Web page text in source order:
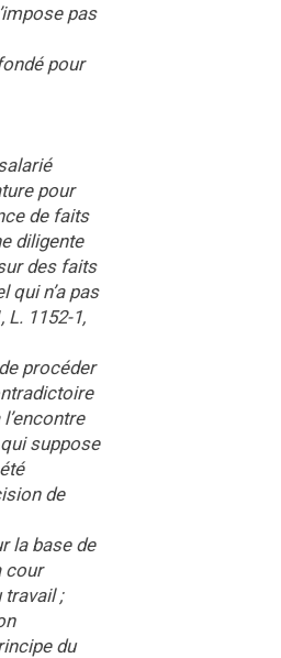
pas
pour
pour
de faits
diligente
des faits
qui n’a pas
1152-1,
procéder
suppose
de
la base de
cour
travail ;
du